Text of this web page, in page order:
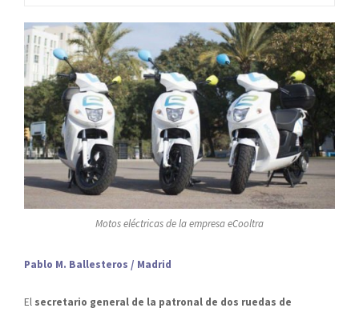
Motos eléctricas de la empresa eCooltra
Pablo M. Ballesteros / Madrid
El secretario general de la patronal de dos ruedas de